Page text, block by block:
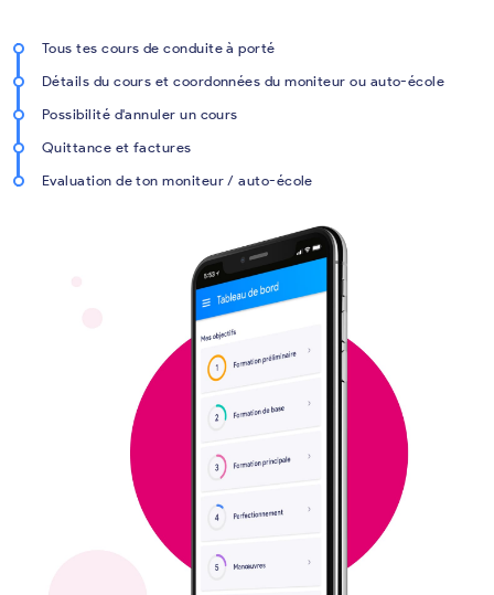
Tous tes cours de conduite à porté
Détails du cours et coordonnées du moniteur ou auto-école
Possibilité d'annuler un cours
Quittance et factures
Evaluation de ton moniteur / auto-école